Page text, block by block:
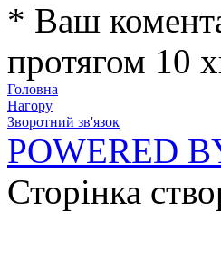
* Ваш
протягом 10
Головна
Нагору
Зворотний зв'язок
POWERED
Сторінка